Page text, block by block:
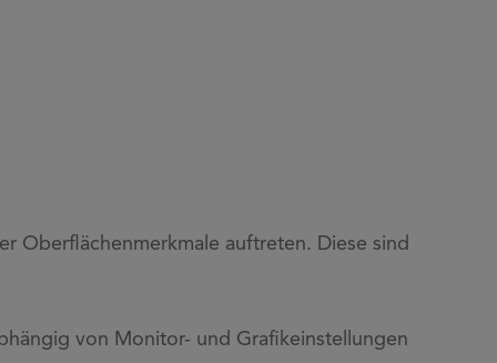
Oberflächenmerkmale auftreten. Diese sind
von Monitor- und Grafikeinstellungen